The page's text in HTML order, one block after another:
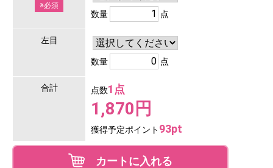
※必須
数量 点
左目
数量 点
合計 点数1点
1,870円
獲得予定ポイント 93pt
カートに入れる